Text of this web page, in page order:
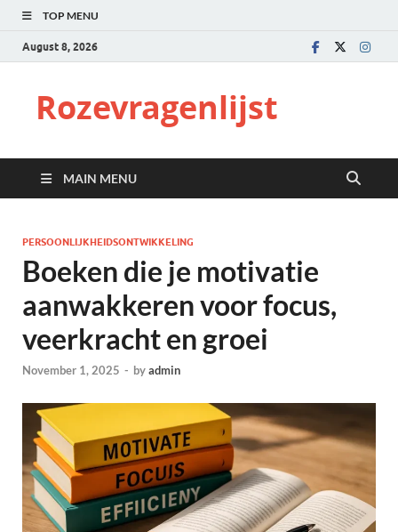
TOP MENU
August 8, 2026
Rozevragenlijst
MAIN MENU
PERSOONLIJKHEIDSONTWIKKELING
Boeken die je motivatie
aanwakkeren voor focus,
veerkracht en groei
November 1, 2025 - byadmin